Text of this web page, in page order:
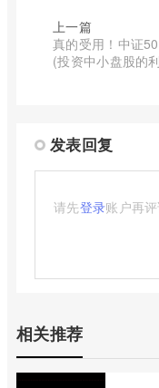
上一篇
真的受用！中证
(投资中小盘股的
发表回复
请先登录账户再
相关推荐